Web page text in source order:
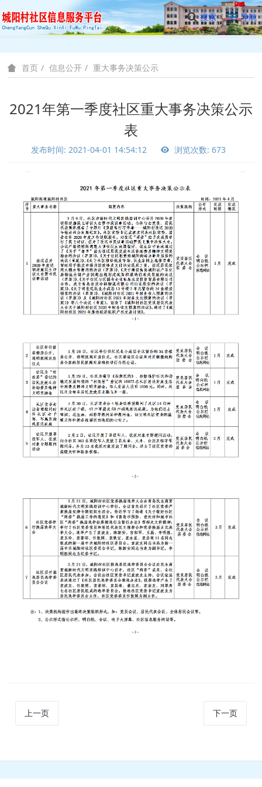
搜索 导航
首页 信息公开 重大事务决策公示
2021年第一季度社区重大事务决策公示
表
发布时间: 2021-04-01 14:54:12 浏览次数: 673
上一页 下一页